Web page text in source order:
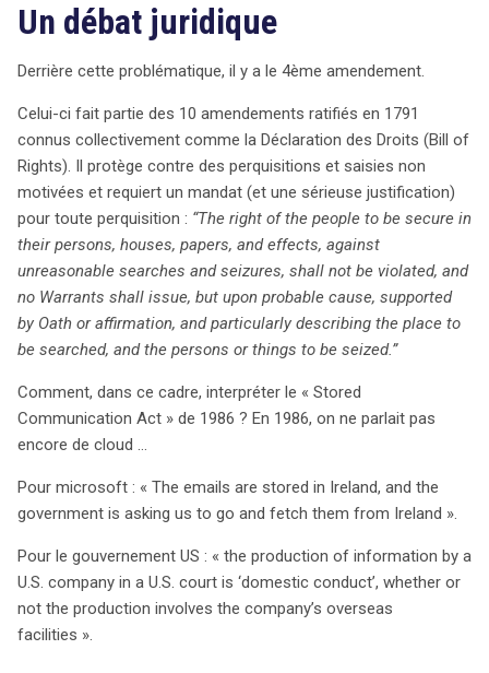
Un débat juridique
Derrière cette problématique, il y a le 4ème amendement.
Celui-ci fait partie des 10 amendements ratifiés en 1791
connus collectivement comme la Déclaration des Droits (Bill of
Rights). Il protège contre des perquisitions et saisies non
motivées et requiert un mandat (et une sérieuse justification)
pour toute perquisition : “The right of the people to be secure in
their persons, houses, papers, and effects, against
unreasonable searches and seizures, shall not be violated, and
no Warrants shall issue, but upon probable cause, supported
by Oath or affirmation, and particularly describing the place to
be searched, and the persons or things to be seized.”
Comment, dans ce cadre, interpréter le « Stored
Communication Act » de 1986 ? En 1986, on ne parlait pas
encore de cloud …
Pour microsoft : « The emails are stored in Ireland, and the
government is asking us to go and fetch them from Ireland ».
Pour le gouvernement US : « the production of information by a
U.S. company in a U.S. court is ‘domestic conduct’, whether or
not the production involves the company’s overseas
facilities ».